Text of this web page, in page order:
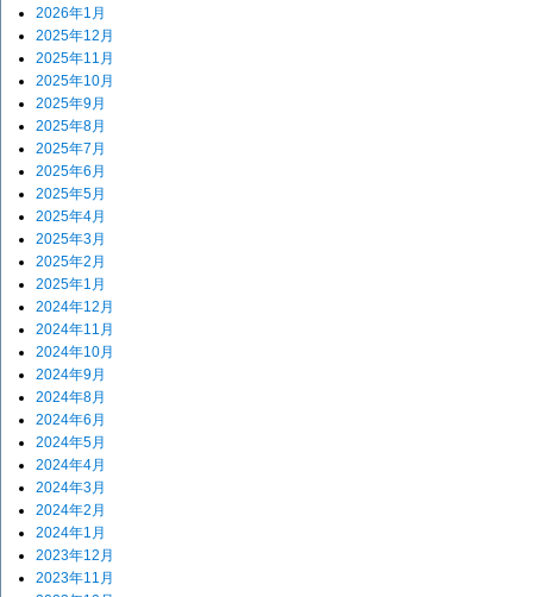
2026年1月
2025年12月
2025年11月
2025年10月
2025年9月
2025年8月
2025年7月
2025年6月
2025年5月
2025年4月
2025年3月
2025年2月
2025年1月
2024年12月
2024年11月
2024年10月
2024年9月
2024年8月
2024年6月
2024年5月
2024年4月
2024年3月
2024年2月
2024年1月
2023年12月
2023年11月